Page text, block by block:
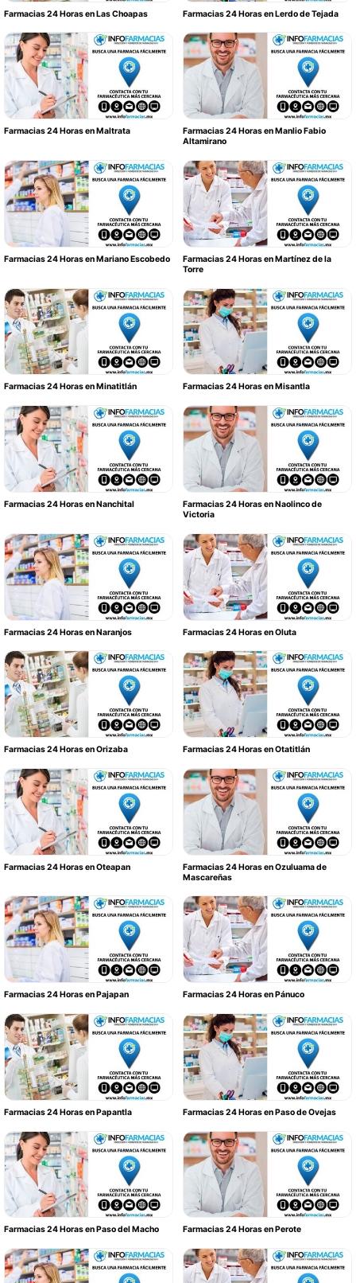
Farmacias 24 Horas en Las Choapas Farmacias 24 Horas en Lerdo de Tejada
Farmacias 24 Horas en Maltrata
Farmacias 24 Horas en Manlio Fabio
Altamirano
Farmacias 24 Horas en Mariano Escobedo
Farmacias 24 Horas en Martínez de la
Torre
Farmacias 24 Horas en Minatitlán Farmacias 24 Horas en Misantla
Farmacias 24 Horas en Nanchital
Farmacias 24 Horas en Naolinco de
Victoria
Farmacias 24 Horas en Naranjos Farmacias 24 Horas en Oluta
Farmacias 24 Horas en Orizaba Farmacias 24 Horas en Otatitlán
Farmacias 24 Horas en Oteapan
Farmacias 24 Horas en Ozuluama de
Mascareñas
Farmacias 24 Horas en Pajapan Farmacias 24 Horas en Pánuco
Farmacias 24 Horas en Papantla Farmacias 24 Horas en Paso de Ovejas
Farmacias 24 Horas en Paso del Macho Farmacias 24 Horas en Perote